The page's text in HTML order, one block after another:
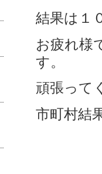
結果は１
お疲れ様
す。
頑張って
市町村